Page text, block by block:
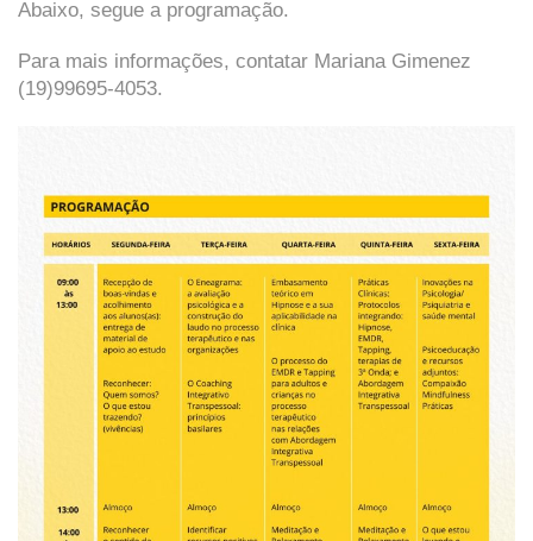
Abaixo, segue a programação.
Para mais informações, contatar Mariana Gimenez
(19)99695-4053.